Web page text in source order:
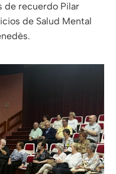
de recuerdo Pilar
de Salud Mental